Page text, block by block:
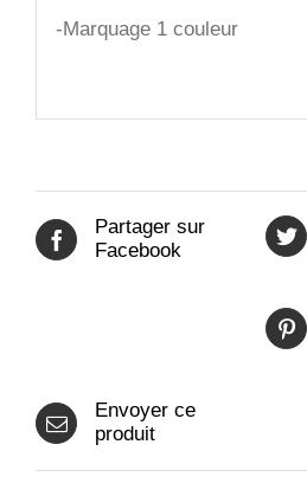
-Marquage 1 couleur
Partager sur
Facebook
Envoyer ce
produit